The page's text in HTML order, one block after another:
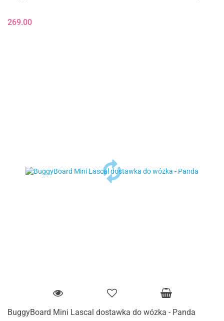
269.00
BuggyBoard Mini Lascal dostawka do wózka - Panda